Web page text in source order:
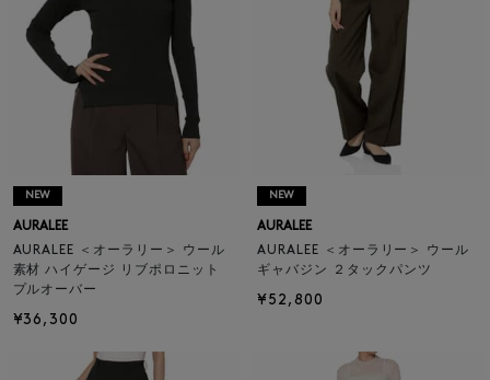
NEW
AURALEE
AURALEE ＜オーラリー＞ ウール
素材 ハイゲージ リブポロニット
プルオーバー
¥36,300
NEW
AURALEE
AURALEE ＜オーラリー＞ ウール
ギャバジン ２タックパンツ
¥52,800